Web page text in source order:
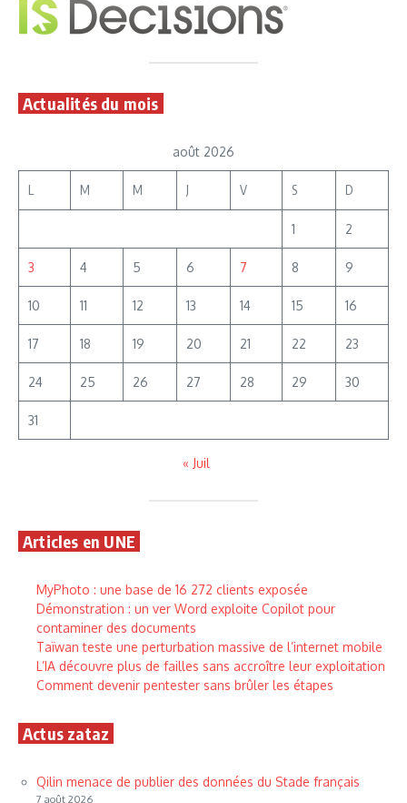
Actualités du mois
août 2026
L M M J V S D
1 2
3 4 5 6 7 8 9
10 11 12 13 14 15 16
17 18 19 20 21 22 23
24 25 26 27 28 29 30
31
« Juil
Articles en UNE
MyPhoto : une base de 16 272 clients exposée
Démonstration : un ver Word exploite Copilot pour
contaminer des documents
Taïwan teste une perturbation massive de l’internet mobile
L’IA découvre plus de failles sans accroître leur exploitation
Comment devenir pentester sans brûler les étapes
Actus zataz
Qilin menace de publier des données du Stade français
7 août 2026